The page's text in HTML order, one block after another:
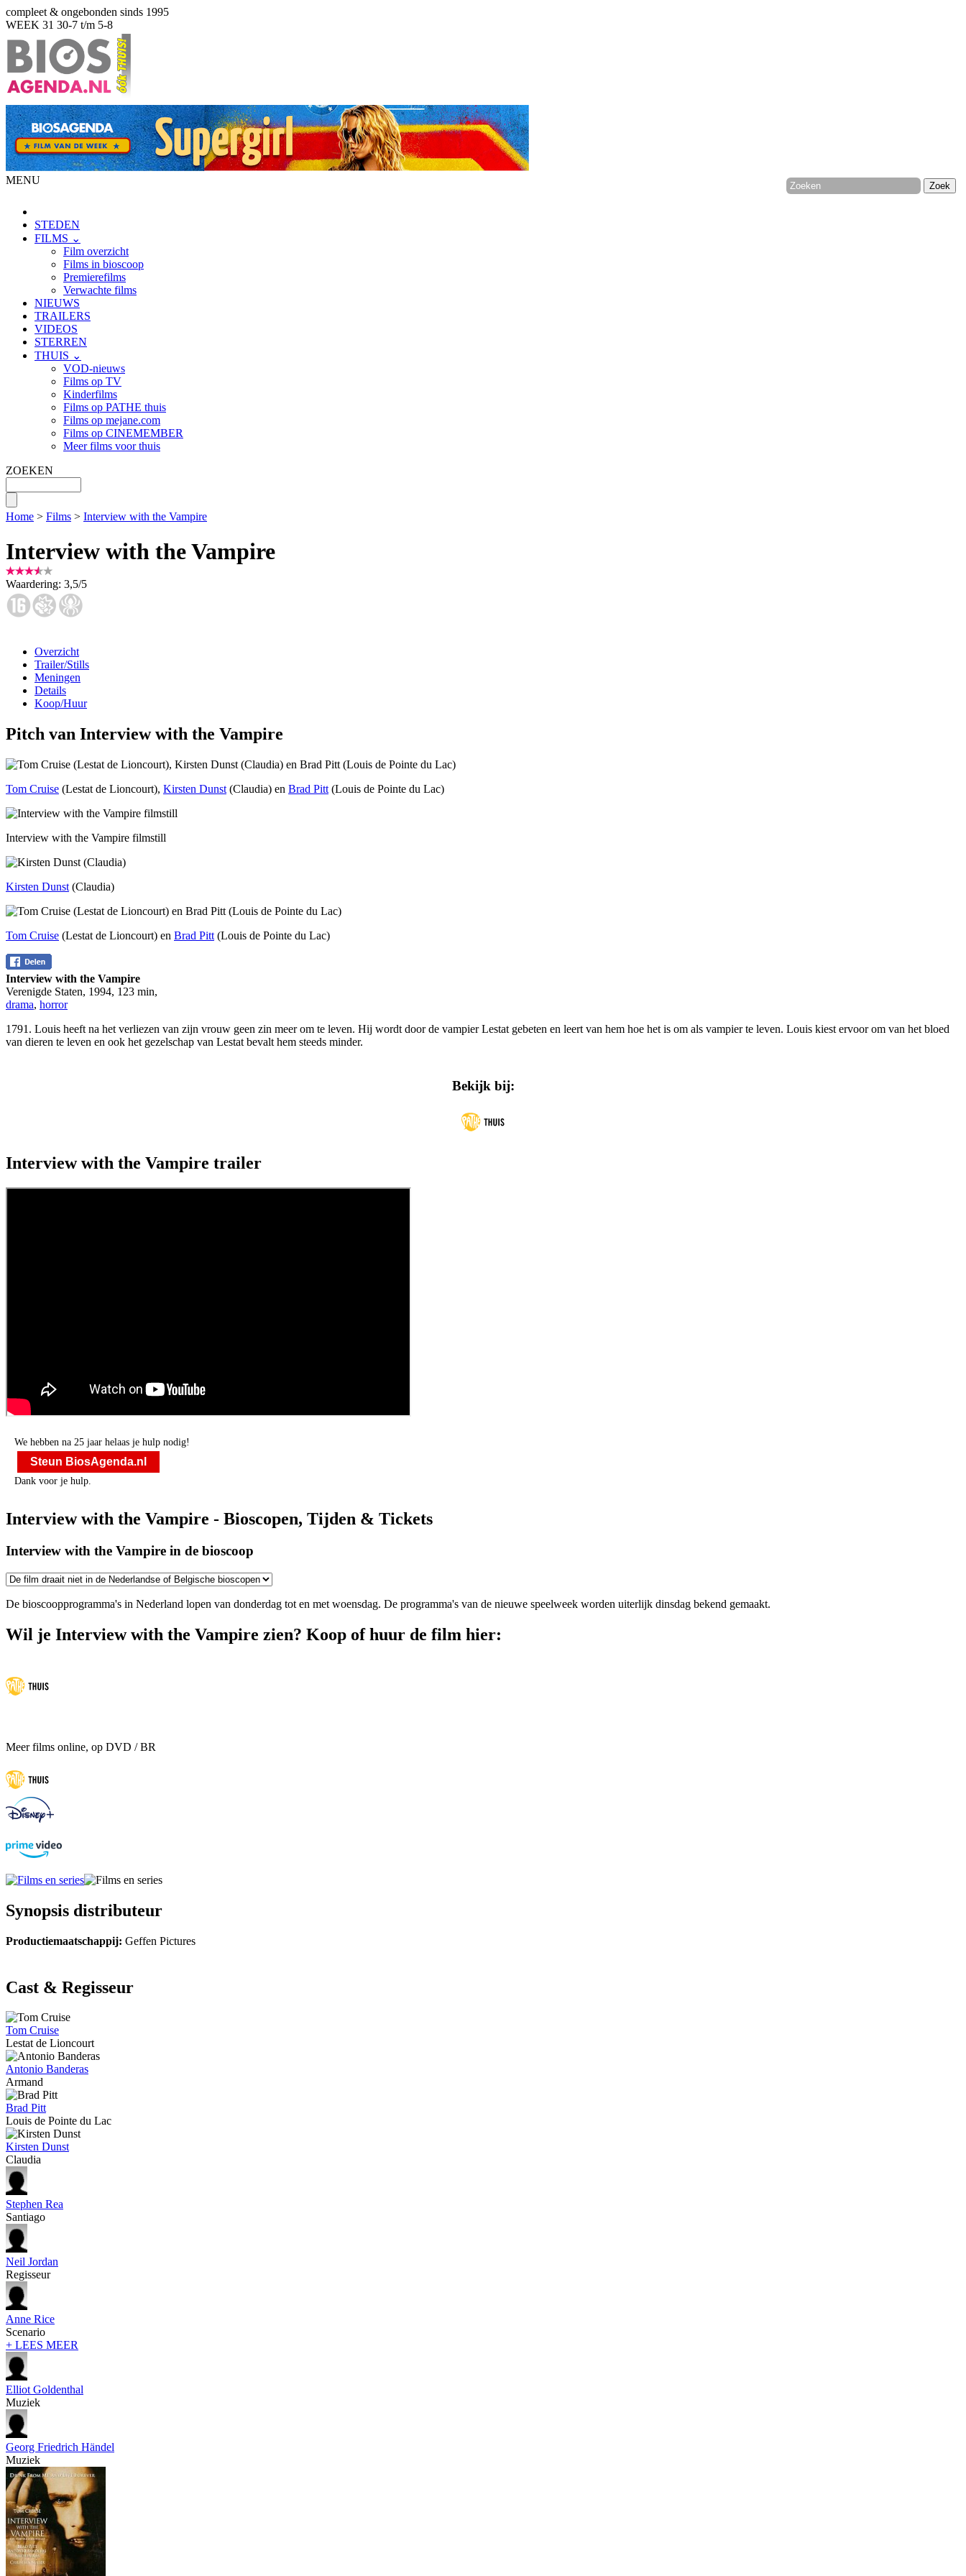
compleet & ongebonden sinds 1995
WEEK 31 30-7 t/m 5-8
MENU
STEDEN
FILMS ⌄
Film overzicht
Films in bioscoop
Premierefilms
Verwachte films
NIEUWS
TRAILERS
VIDEOS
STERREN
THUIS ⌄
VOD-nieuws
Films op TV
Kinderfilms
Films op PATHE thuis
Films op mejane.com
Films op CINEMEMBER
Meer films voor thuis
ZOEKEN
Home > Films > Interview with the Vampire
Interview with the Vampire
Waardering: 3,5/5
Overzicht
Trailer/Stills
Meningen
Details
Koop/Huur
Pitch van Interview with the Vampire
Tom Cruise (Lestat de Lioncourt), Kirsten Dunst (Claudia) en Brad Pitt (Louis de Pointe du Lac)
Interview with the Vampire filmstill
Kirsten Dunst (Claudia)
Tom Cruise (Lestat de Lioncourt) en Brad Pitt (Louis de Pointe du Lac)
Interview with the Vampire
Verenigde Staten, 1994, 123 min,
drama, horror
1791. Louis heeft na het verliezen van zijn vrouw geen zin meer om te leven. Hij wordt door de vampier Lestat gebeten en leert van hem hoe het is om als vampier te leven. Louis kiest ervoor om van het bloed
van dieren te leven en ook het gezelschap van Lestat bevalt hem steeds minder.
Bekijk bij:
Interview with the Vampire trailer
We hebben na 25 jaar helaas je hulp nodig!
Steun BiosAgenda.nl
Dank voor je hulp.
Interview with the Vampire - Bioscopen, Tijden & Tickets
Interview with the Vampire in de bioscoop
De bioscoopprogramma's in Nederland lopen van donderdag tot en met woensdag. De programma's van de nieuwe speelweek worden uiterlijk dinsdag bekend gemaakt.
Wil je Interview with the Vampire zien? Koop of huur de film hier:
Meer films online, op DVD / BR
Synopsis distributeur
Productiemaatschappij: Geffen Pictures
Cast & Regisseur
Tom Cruise
Lestat de Lioncourt
Antonio Banderas
Armand
Brad Pitt
Louis de Pointe du Lac
Kirsten Dunst
Claudia
Stephen Rea
Santiago
Neil Jordan
Regisseur
Anne Rice
Scenario
+ LEES MEER
Elliot Goldenthal
Muziek
Georg Friedrich Händel
Muziek